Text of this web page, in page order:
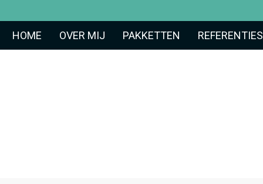
HOME OVER MIJ PAKKETTEN REFERENTIES